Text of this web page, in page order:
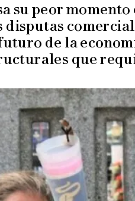
su peor momento
de la
que